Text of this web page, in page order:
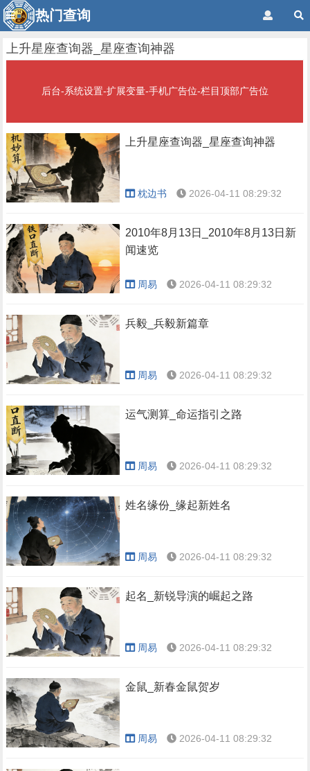
热门查询
上升星座查询器_星座查询神器
后台-系统设置-扩展变量-手机广告位-栏目顶部广告位
上升星座查询器_星座查询神器
枕边书 2026-04-11 08:29:32
2010年8月13日_2010年8月13日新
闻速览
周易 2026-04-11 08:29:32
兵毅_兵毅新篇章
周易 2026-04-11 08:29:32
运气测算_命运指引之路
周易 2026-04-11 08:29:32
姓名缘份_缘起新姓名
周易 2026-04-11 08:29:32
起名_新锐导演的崛起之路
周易 2026-04-11 08:29:32
金鼠_新春金鼠贺岁
周易 2026-04-11 08:29:32